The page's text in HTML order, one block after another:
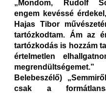
„Mondom, Rudolf
engem kevéssé
Hajas Tibor
tartózkodtam. Ám az
tartózkodás is hozzám
értelmetlen
Belebeszélő)
csak a